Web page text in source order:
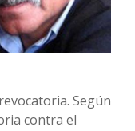
Según
contra el